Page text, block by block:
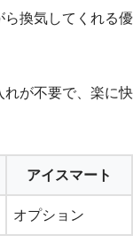
ら換気してくれる優
れが不要で、楽に快
アイスマート
オプション